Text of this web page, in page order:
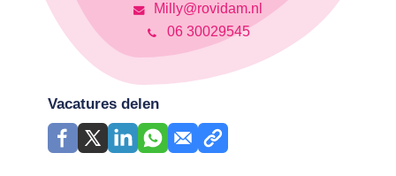
Milly@rovidam.nl
06 30029545
Vacatures delen